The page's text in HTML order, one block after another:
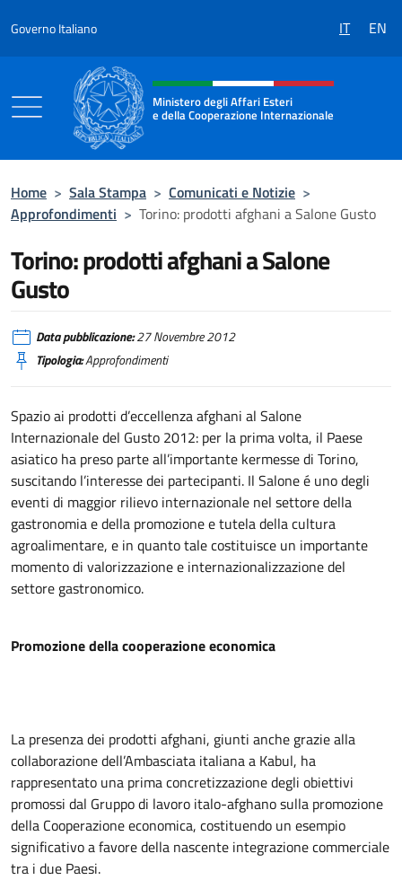
Governo Italiano IT EN
Intestazione sito, social e menù
Ministero degli Affari Esteri
e della Cooperazione Internazionale
Home > Sala Stampa > Comunicati e Notizie >
Approfondimenti > Torino: prodotti afghani a Salone Gusto
Torino: prodotti afghani a Salone
Gusto
Data pubblicazione:27 Novembre 2012
Tipologia:Approfondimenti
Spazio ai prodotti d’eccellenza afghani al Salone
Internazionale del Gusto 2012: per la prima volta, il Paese
asiatico ha preso parte all’importante kermesse di Torino,
suscitando l’interesse dei partecipanti. Il Salone é uno degli
eventi di maggior rilievo internazionale nel settore della
gastronomia e della promozione e tutela della cultura
agroalimentare, e in quanto tale costituisce un importante
momento di valorizzazione e internazionalizzazione del
settore gastronomico.
Promozionedellacooperazione economica
La presenza dei prodotti afghani, giunti anche grazie alla
collaborazione dell’Ambasciata italiana a Kabul, ha
rappresentato una prima concretizzazione degli obiettivi
promossi dal Gruppo di lavoro italo-afghano sulla promozione
della Cooperazione economica, costituendo un esempio
significativo a favore della nascente integrazione commerciale
tra i due Paesi.